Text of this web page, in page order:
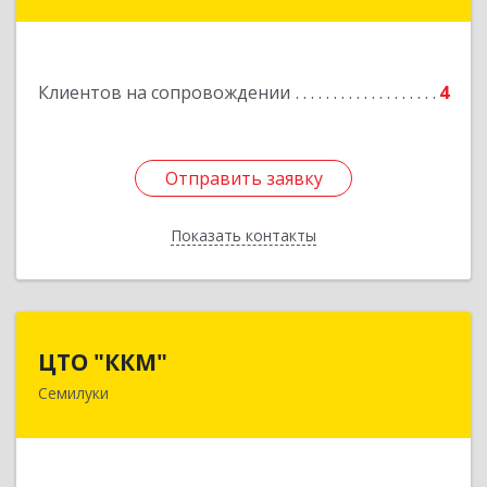
Клиентов на сопровождении 4
Отправить заявку
Показать контакты
Отправить заявку
Назад
ЦТО "ККМ"
Семилуки